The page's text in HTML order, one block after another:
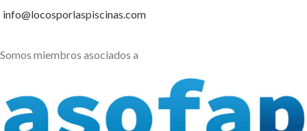
info@locosporlaspiscinas.com
Somos miembros asociados a